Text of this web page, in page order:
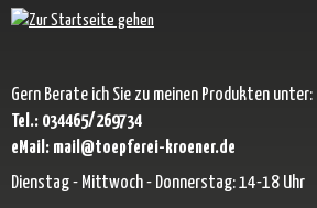
Gern Berate ich Sie zu meinen Produkten unter:
Tel.: 034465/269734
eMail: mail@toepferei-kroener.de
Dienstag - Mittwoch - Donnerstag: 14-18 Uhr